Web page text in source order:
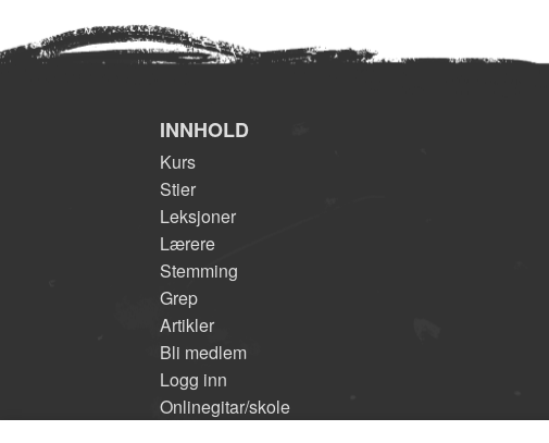
INNHOLD
Kurs
Stier
Leksjoner
Lærere
Stemming
Grep
Artikler
Bli medlem
Logg inn
Onlinegitar/skole